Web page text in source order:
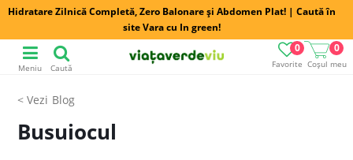
Hidratare Zilnică Completă, Zero Balonare și Abdomen Plat! | Caută în
site Vara cu In green!
Favorite
0
Coșul meu
0
Meniu Caută
Blog
Busuiocul